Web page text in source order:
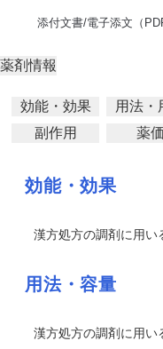
添付文書/電子添文（
薬剤情報
効能・効果 用法・
副作用
薬価
効能・効果
漢方処方の調剤に用い
用法・容量
漢方処方の調剤に用い